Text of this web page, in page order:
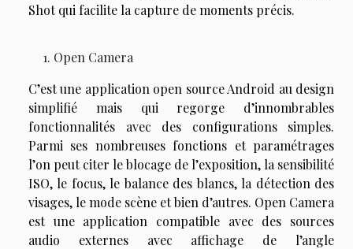
Shot qui facilite la capture de moments précis.
Open Camera
C’est une application open source Android au design
simplifié mais qui regorge d’innombrables
fonctionnalités avec des configurations simples.
Parmi ses nombreuses fonctions et paramétrages
l’on peut citer le blocage de l’exposition, la sensibilité
ISO, le focus, le balance des blancs, la détection des
visages, le mode scène et bien d’autres. Open Camera
est une application compatible avec des sources
audio externes avec affichage de l’angle